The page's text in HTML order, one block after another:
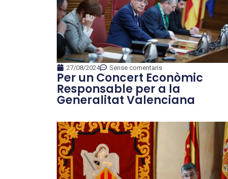
27/08/2024 Sense comentaris
Per un Concert Econòmic
Responsable per a la
Generalitat Valenciana